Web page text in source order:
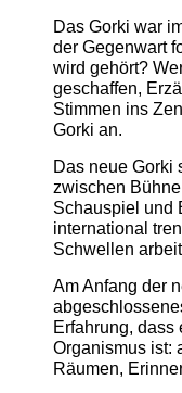
Das Gorki war
der Gegenwart
wird gehört?
geschaffen,
Stimmen ins
Gorki an.
Das neue Gorki
zwischen
Schauspiel und
international
Schwellen
Am Anfang der
Erfahrung,
Organismus ist:
Räumen,